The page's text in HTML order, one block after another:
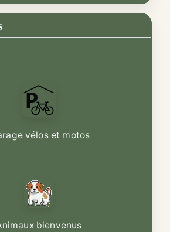
vélos et motos
bienvenus